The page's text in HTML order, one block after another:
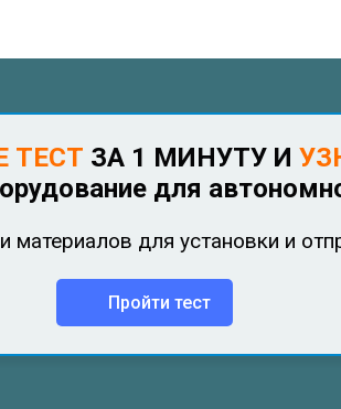
ТЕСТ ЗА 1 МИНУТУ И
для
материалов для установки и о
Пройти тест